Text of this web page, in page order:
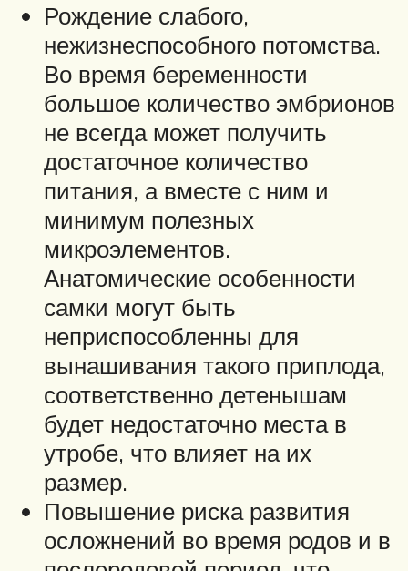
Рождение слабого,
нежизнеспособного потомства.
Во время беременности
большое количество эмбрионов
не всегда может получить
достаточное количество
питания, а вместе с ним и
минимум полезных
микроэлементов.
Анатомические особенности
самки могут быть
неприспособленны для
вынашивания такого приплода,
соответственно детенышам
будет недостаточно места в
утробе, что влияет на их
размер.
Повышение риска развития
осложнений во время родов и в